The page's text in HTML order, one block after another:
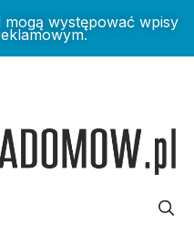
występować wpisy